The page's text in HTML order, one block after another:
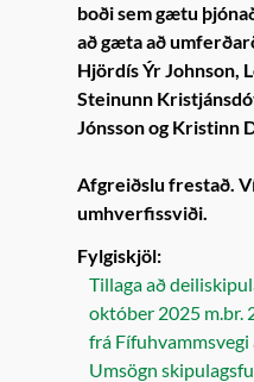
boði sem gætu
að gæta að
Hjördís Ýr Johnson,
Steinunn
Jónsson og Kristinn
Afgreiðslu frestað.
umhverfissviði.
Fylgiskjöl:
Tillaga að
október 2025 m.br.
frá Fífuhvammsvegi
Umsögn